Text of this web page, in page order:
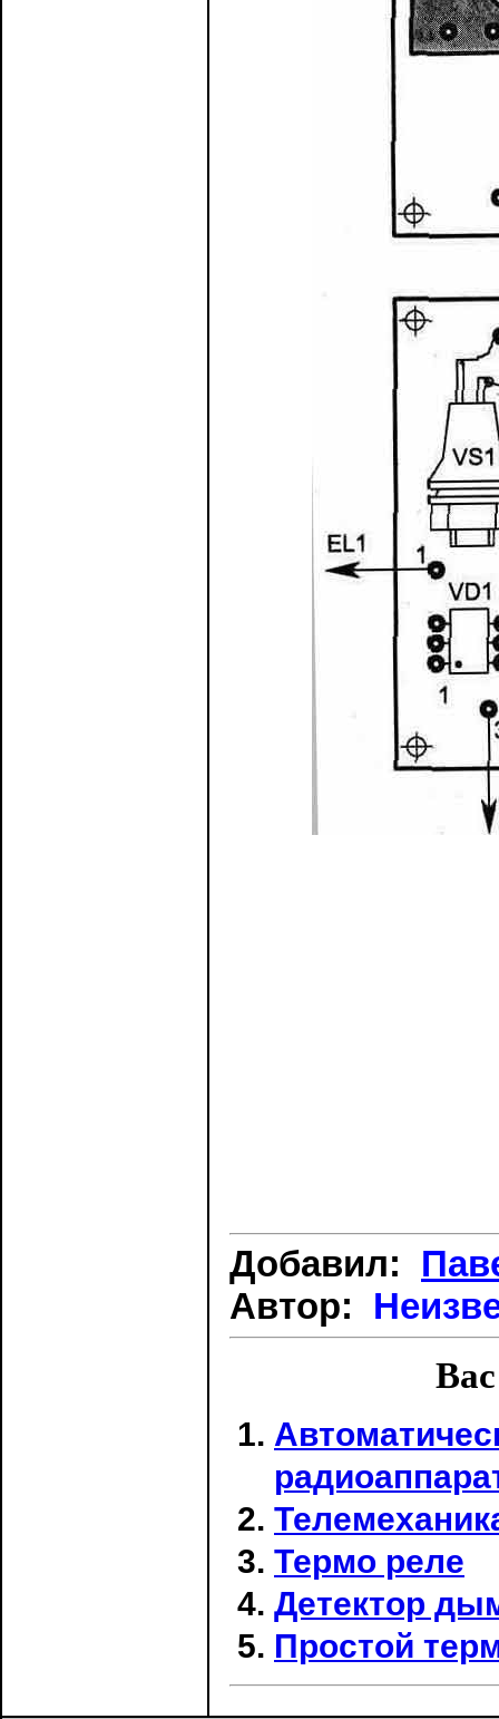
Добавил:
Автор:
Термо реле
Детектор
Простой